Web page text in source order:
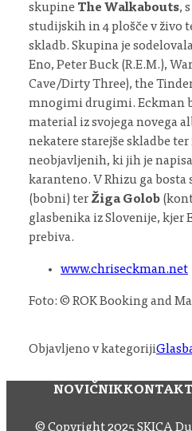
skupine The Walkabouts,
studijskih in 4 plošče v živo
skladb. Skupina je
Eno, Peter Buck (R.E.M.),
Cave/Dirty Three), the
mnogimi drugimi. Eckman
material iz svojega novega
nekatere starejše skladbe
neobjavljenih, ki jih je
karanteno. V Rhizu ga bosta
(bobni) ter Žiga Golob
glasbenika iz Slovenije, kjer
prebiva.
www.chriseckman.net
Foto: © ROK Booking and
Objavljeno v kategoriji
NOVIČNIKKONTAKT
© Copyright 2025 SKICA